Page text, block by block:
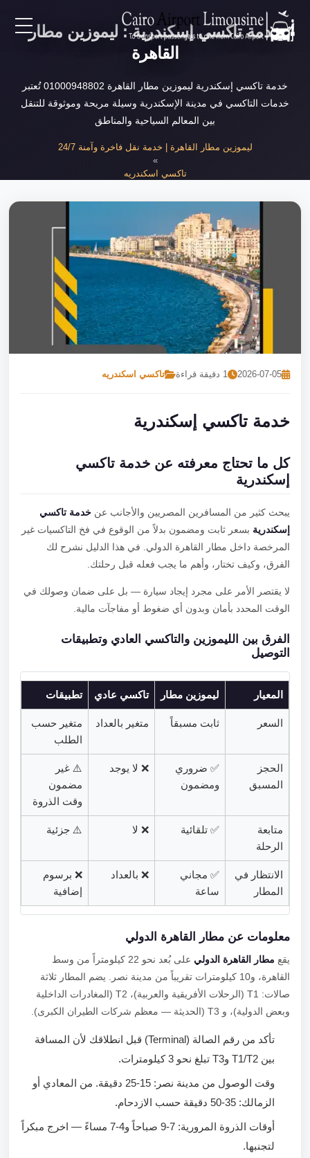
EN
AR
خدمات المطار
نحن
خدمة تاكسي إسكندرية : ليموزين مطار
القاهرة
خدمة تاكسي إسكندرية ليموزين مطار القاهرة 01000948802 تُعتبر
خدمات التاكسي في مدينة الإسكندرية وسيلة مريحة وموثوقة للتنقل
بين المعالم السياحية والمناطق
ليموزين مطار القاهرة | خدمة نقل فاخرة وآمنة 24/7
تاكسي اسكندريه
خدمة تاكسي إسكندرية
2026-07-05 1 دقيقة قراءة تاكسي اسكندريه
خدمة تاكسي إسكندرية
كل ما تحتاج معرفته عن خدمة تاكسي
إسكندرية
يبحث كثير من المسافرين المصريين والأجانب عنخدمة تاكسي
إسكندرية بسعر ثابت ومضمون بدلاً من الوقوع في فخ التاكسيات غير
المرخصة داخل مطار القاهرة الدولي. في هذا الدليل نشرح لك
الفرق، وكيف تختار، وأهم ما يجب فعله قبل رحلتك.
لا يقتصر الأمر على مجرد إيجاد سيارة — بل على ضمان وصولك في
الوقت المحدد بأمان وبدون أي ضغوط أو مفاجآت مالية.
الفرق بين الليموزين والتاكسي العادي وتطبيقات
التوصيل
المعيار ليموزين مطار تاكسي عادي تطبيقات
السعر ثابت مسبقاً متغير بالعداد
متغير حسب
الطلب
الحجز
المسبق
✅ ضروري
ومضمون
❌ لا يوجد
⚠️ غير
مضمون
وقت الذروة
متابعة
الرحلة
✅ تلقائية ❌ لا ⚠️ جزئية
الانتظار في
المطار
✅ مجاني
ساعة
❌ بالعداد
❌ برسوم
إضافية
معلومات عن مطار القاهرة الدولي
يقعمطار القاهرة الدولي
على بُعد نحو 22 كيلومتراً من وسط
القاهرة، و10 كيلومترات تقريباً من مدينة نصر. يضم المطار ثلاثة
صالات: T1 (الرحلات الأفريقية والعربية)، T2 (المغادرات الداخلية
وبعض الدولية)، و T3 (الحديثة — معظم شركات الطيران الكبرى).
تأكد من رقم الصالة (Terminal) قبل انطلاقك لأن المسافة
بين T1/T2 وT3 تبلغ نحو 3 كيلومترات.
وقت الوصول من مدينة نصر: 15-25 دقيقة. من المعادي أو
الزمالك: 35-50 دقيقة حسب الازدحام.
أوقات الذروة المرورية: 7-9 صباحاً و4-7 مساءً — اخرج مبكراً
لتجنبها.